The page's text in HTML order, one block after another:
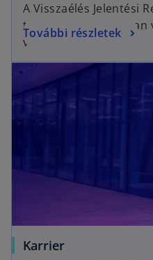
A Visszaélés Jelentési
törvénytelen, etikátlan
viselkedést.
További részletek
Karrier